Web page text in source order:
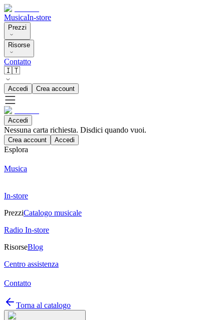
MusicaIn-store
Prezzi
Risorse
Contatto
🇮🇹
Accedi Crea account
Accedi
Nessuna carta richiesta. Disdici quando vuoi.
Crea account Accedi
Esplora
Musica
In-store
PrezziCatalogo musicale
Radio In-store
RisorseBlog
Centro assistenza
Contatto
Torna al catalogo